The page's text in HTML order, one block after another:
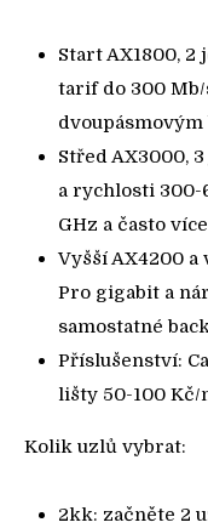
Start AX1800,
tarif do 300
dvoupásmovým
Střed AX3000,
a rychlosti 300-
GHz a často
Vyšší AX4200 a
Pro gigabit a
samostatné
Příslušenství:
lišty 50-100 Kč/
Kolik uzlů vybrat:
2kk: začněte 2